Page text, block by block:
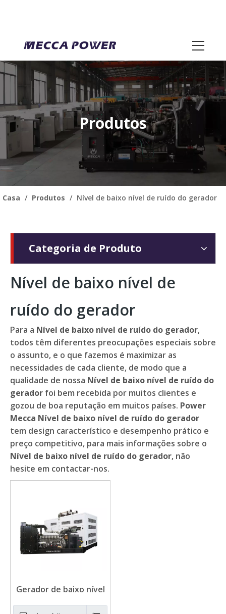
Produtos
Casa / Produtos / Nível de baixo nível de ruído do gerador
Categoria de Produto
Nível de baixo nível de
ruído do gerador
Para a Nível de baixo nível de ruído do gerador,
todos têm diferentes preocupações especiais sobre
o assunto, e o que fazemos é maximizar as
necessidades de cada cliente, de modo que a
qualidade de nossa Nível de baixo nível de ruído do
gerador foi bem recebida por muitos clientes e
gozou de boa reputação em muitos países. Power
Mecca Nível de baixo nível de ruído do gerador
tem design característico e desempenho prático e
preço competitivo, para mais informações sobre o
Nível de baixo nível de ruído do gerador, não
hesite em contactar-nos.
Gerador de baixo nível
de ruído da única fase